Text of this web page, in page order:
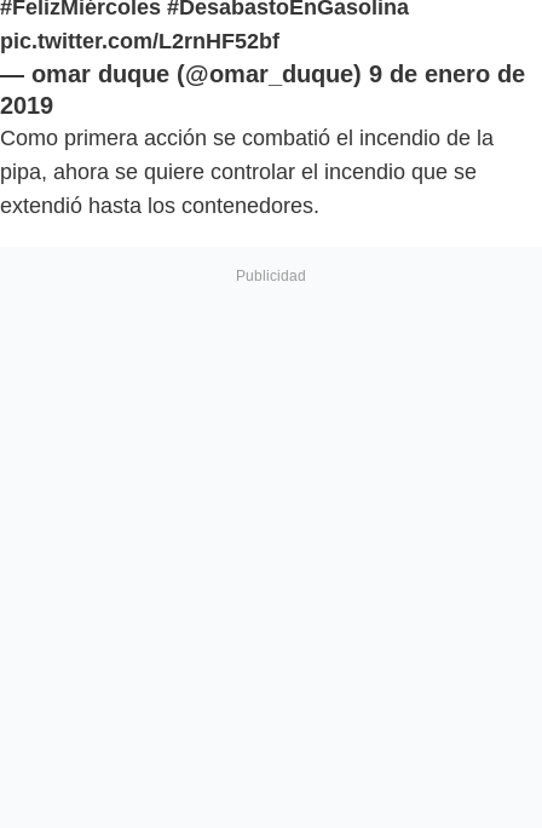
#FelizMiércoles #DesabastoEnGasolina
pic.twitter.com/L2rnHF52bf
— omar duque (@omar_duque) 9 de enero de
2019
Como primera acción se combatió el incendio de la
pipa, ahora se quiere controlar el incendio que se
extendió hasta los contenedores.